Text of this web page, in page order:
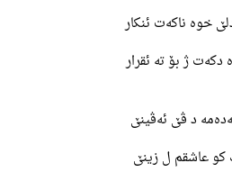
خوە ناکەت ئنکار
دکەت ژ بۆ تە ئقرار
د ڤێ ئەڤینێ
عاشقم ل زینێ